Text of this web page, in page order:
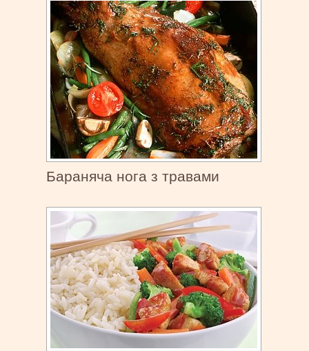
Бараняча нога з травами